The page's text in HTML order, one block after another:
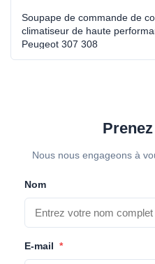
Soupape de commande de
climatiseur de haute
Peugeot 307 308
Nous nous engageons à
Nom
E-mail *